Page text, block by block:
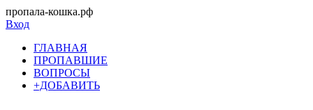
пропала-кошка.рф
Вход
ГЛАВНАЯ
ПРОПАВШИЕ
ВОПРОСЫ
+ДОБАВИТЬ